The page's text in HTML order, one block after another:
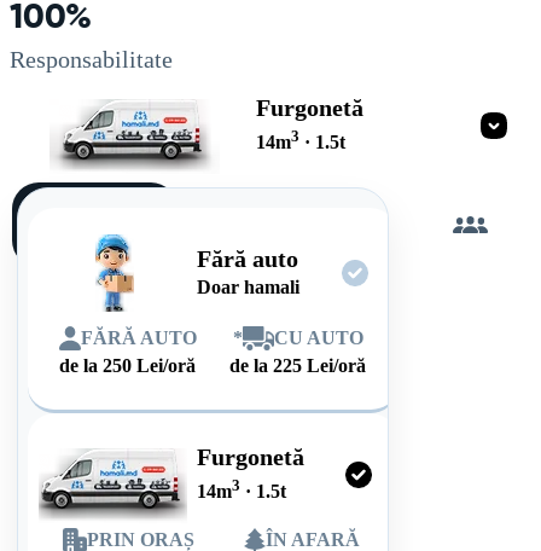
100%
Responsabilitate
Furgonetă
14m3 · 1.5t
Fără auto
Doar hamali
FĂRĂ AUTO
de la250 Lei/oră
*
CU AUTO
de la225 Lei/oră
Furgonetă
14m3 · 1.5t
PRIN ORAȘ
ÎN AFARĂ
singur